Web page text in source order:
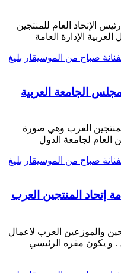
الإتحاد العام للمنتجين
الإدارة العامة
الجامعة العربية
العرب وهي صورة
العام لجامعة الدول
إقامة إتحاد المنتجين العرب
والموزعين العرب لاعمال
. و يكون مقره الرئيسي